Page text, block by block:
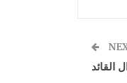
القائد